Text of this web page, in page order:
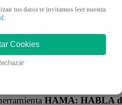
del niño sin violencia. El
en los perfiles de Latina.pe
el cierre de escuelas y otros
poner en el foco de
HAMA: HABLA
tus datos te invitamos leer nuestra
.
Cookies